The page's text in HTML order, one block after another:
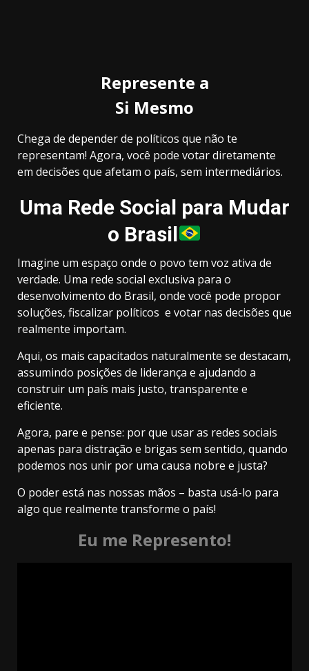
Represente a
Si Mesmo
Chega de depender de políticos que não te
representam! Agora, você pode votar diretamente
em decisões que afetam o país, sem intermediários.
Uma Rede Social para Mudar
o Brasil
Imagine um espaço onde o povo tem voz ativa de
verdade. Uma rede social exclusiva para o
desenvolvimento do Brasil, onde você pode propor
soluções, fiscalizar políticos e votar nas decisões que
realmente importam.
Aqui, os mais capacitados naturalmente se destacam,
assumindo posições de liderança e ajudando a
construir um país mais justo, transparente e
eficiente.
Agora, pare e pense: por que usar as redes sociais
apenas para distração e brigas sem sentido, quando
podemos nos unir por uma causa nobre e justa?
O poder está nas nossas mãos – basta usá-lo para
algo que realmente transforme o país!
Eu me Represento!